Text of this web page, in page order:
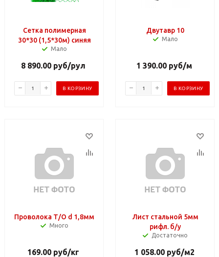
Сетка полимерная
30*30 (1,5*30м) синяя
Мало
8 890.00 руб/рул
В КОРЗИНУ
Двутавр 10
Мало
1 390.00 руб/м
В КОРЗИНУ
Проволока Т/О d 1,8мм
Много
169.00 руб/кг
Лист стальной 5мм
рифл. б/у
Достаточно
1 058.00руб/м2